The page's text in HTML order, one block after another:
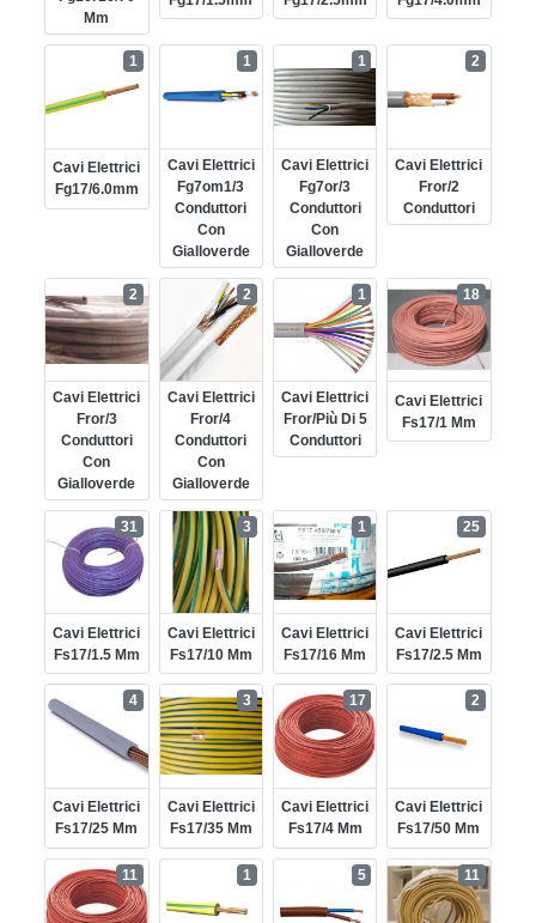
Mm
Cavi Elettrici
Fg17/6.0mm
1
Cavi Elettrici
Fg7om1/3
Conduttori
Con
Gialloverde
1
Cavi Elettrici
Fg7or/3
Conduttori
Con
Gialloverde
1
Cavi Elettrici
Fror/2
Conduttori
2
Cavi Elettrici
Fror/3
Conduttori
Con
Gialloverde
2
Cavi Elettrici
Fror/4
Conduttori
Con
Gialloverde
2
Cavi Elettrici
Fror/più Di 5
Conduttori
1
Cavi Elettrici
Fs17/1 Mm
18
Cavi Elettrici
Fs17/1.5 Mm
31
Cavi Elettrici
Fs17/10 Mm
3
Cavi Elettrici
Fs17/16 Mm
1
Cavi Elettrici
Fs17/2.5 Mm
25
Cavi Elettrici
Fs17/25 Mm
4
Cavi Elettrici
Fs17/35 Mm
3
Cavi Elettrici
Fs17/4 Mm
17
Cavi Elettrici
Fs17/50 Mm
2
11 1 5 11